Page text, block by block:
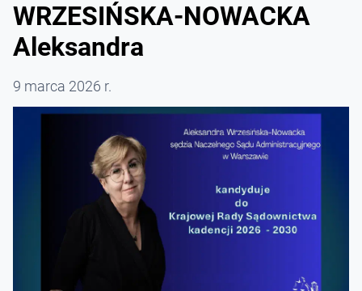
WRZESIŃSKA-NOWACKA
Aleksandra
9 marca 2026 r.